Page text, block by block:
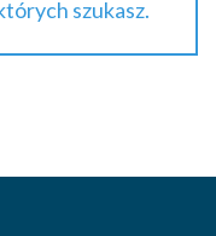
szukasz.